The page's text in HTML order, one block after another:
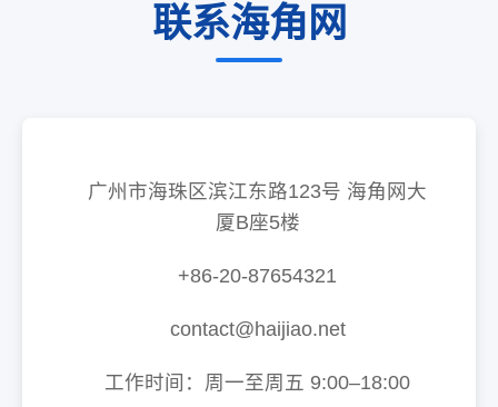
联系海角网
广州市海珠区滨江东路123号 海角网大
厦B座5楼
+86-20-87654321
contact@haijiao.net
工作时间：周一至周五 9:00–18:00